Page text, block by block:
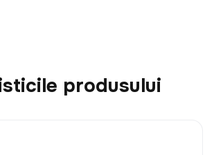
produsului